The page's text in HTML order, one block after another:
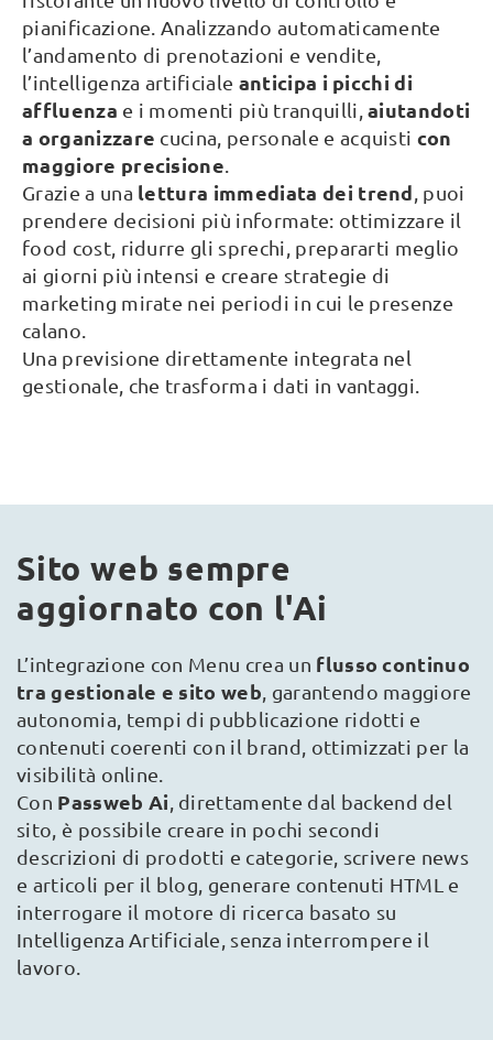
pianificazione. Analizzando automaticamente
l’andamento di prenotazioni e vendite,
l’intelligenza artificiale anticipa i picchi di
affluenza e i momenti più tranquilli,aiutandoti
a organizzare cucina, personale e acquisti con
maggiore precisione
Grazie a una lettura immediata dei trend , puoi
prendere decisioni più informate: ottimizzare il
food cost, ridurre gli sprechi, prepararti meglio
ai giorni più intensi e creare strategie di
marketing mirate nei periodi in cui le presenze
calano.
Una previsione direttamente integrata nel
gestionale, che trasforma i dati in vantaggi.
Sito web sempre
aggiornato con l'Ai
L’integrazione con Menu crea un flusso continuo
tra gestionale e sito web , garantendo maggiore
autonomia, tempi di pubblicazione ridotti e
contenuti coerenti con il brand, ottimizzati per la
visibilità online.
Con Passweb Ai , direttamente dal backend del
sito, è possibile creare in pochi secondi
descrizioni di prodotti e categorie, scrivere news
e articoli per il blog, generare contenuti HTML e
interrogare il motore di ricerca basato su
Intelligenza Artificiale, senza interrompere il
lavoro.